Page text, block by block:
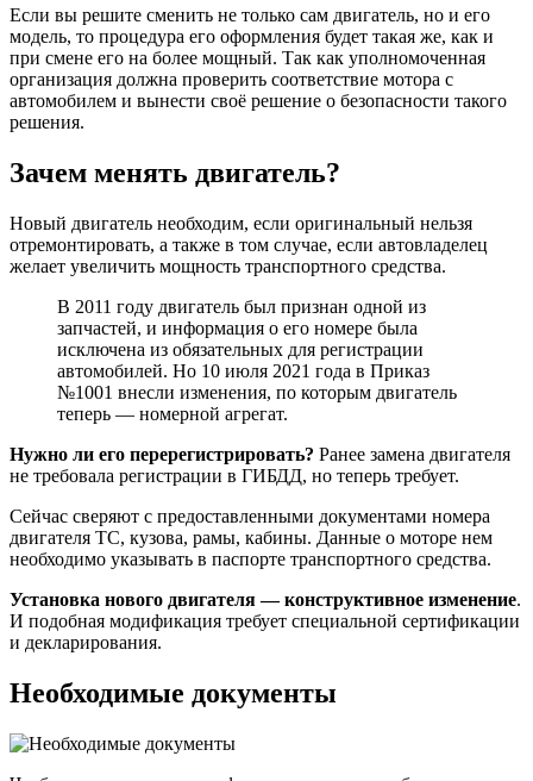
Если вы решите сменить не только сам двигатель, но и его
модель, то процедура его оформления будет такая же, как и
при смене его на более мощный. Так как уполномоченная
организация должна проверить соответствие мотора с
автомобилем и вынести своё решение о безопасности такого
решения.
Зачем менять двигатель?
Новый двигатель необходим, если оригинальный нельзя
отремонтировать, а также в том случае, если автовладелец
желает увеличить мощность транспортного средства.
В 2011 году двигатель был признан одной из
запчастей, и информация о его номере была
исключена из обязательных для регистрации
автомобилей. Но 10 июля 2021 года в Приказ
№1001 внесли изменения, по которым двигатель
теперь — номерной агрегат.
Нужно ли его перерегистрировать? Ранее замена двигателя
не требовала регистрации в ГИБДД, но теперь требует.
Сейчас сверяют с предоставленными документами номера
двигателя ТС, кузова, рамы, кабины. Данные о моторе нем
необходимо указывать в паспорте транспортного средства.
Установка нового двигателя — конструктивное изменение.
И подобная модификация требует специальной сертификации
и декларирования.
Необходимые документы